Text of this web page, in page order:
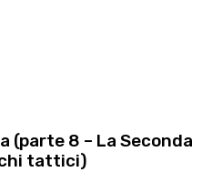
(parte 8 – La Seconda
tattici)